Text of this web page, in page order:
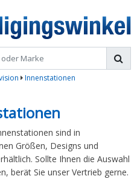
Innenstationen
sind in
Größen, Designs und
Sollte Ihnen die Auswahl
berät Sie unser Vertrieb gerne.